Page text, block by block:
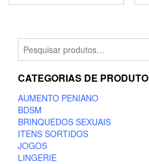
This
multiple
variants.
options
be
on
the
por:
CATEGORIAS DE PRODUTO
AUMENTO PENIANO
BDSM
BRINQUEDOS SEXUAIS
ITENS SORTIDOS
JOGOS
LINGERIE